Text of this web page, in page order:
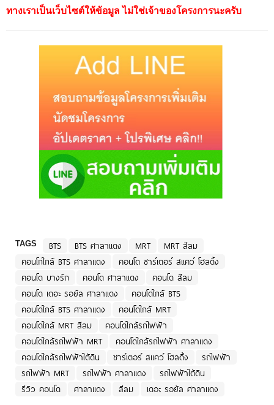
ทางเราเป็นเว็บไซต์ให้ข้อมูล ไม่ใช่เจ้าของโครงการนะครับ
TAGS BTS BTS ศาลาแดง MRT
MRT สีลม
คอนโกใกล้ BTS ศาลาแดง
คอนโด ชาร์เตอร์ สแคว์ โฮลดิ้ง
คอนโด บางรัก
คอนโด ศาลาแดง
คอนโด สีลม
คอนโด เดอะ รอยัล ศาลาแดง
คอนโดใกล้ BTS
คอนโดใกล้ BTS ศาลาแดง
คอนโดใกล้ MRT
คอนโดใกล้ MRT สีลม
คอนโดใกล้รถไฟฟ้า
คอนโดใกล้รถไฟฟ้า MRT
คอนโดใกล้รถไฟฟ้า ศาลาแดง
คอนโดใกล้รถไฟฟ้าใต้ดิน
ชาร์เตอร์ สแคว์ โฮลดิ้ง
รถไฟฟ้า
รถไฟฟ้า MRT
รถไฟฟ้า ศาลาแดง
รถไฟฟ้าใต้ดิน
รีวิว คอนโด
ศาลาแดง สีลม เดอะ รอยัล ศาลาแดง